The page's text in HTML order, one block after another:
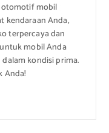
otomotif mobil
kendaraan Anda,
terpercaya dan
mobil Anda
kondisi prima.
Anda!